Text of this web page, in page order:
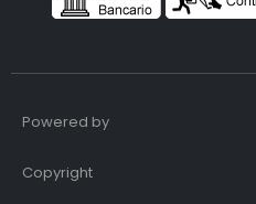
Powered by
Copyright